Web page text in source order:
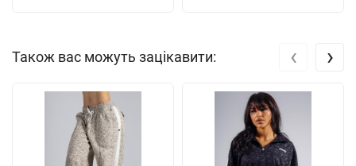
Також вас можуть зацікавити: ‹ ›